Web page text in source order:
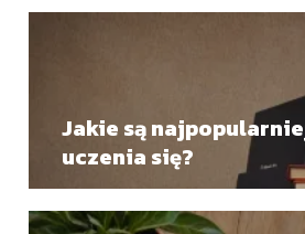
Jakie są
uczenia się?